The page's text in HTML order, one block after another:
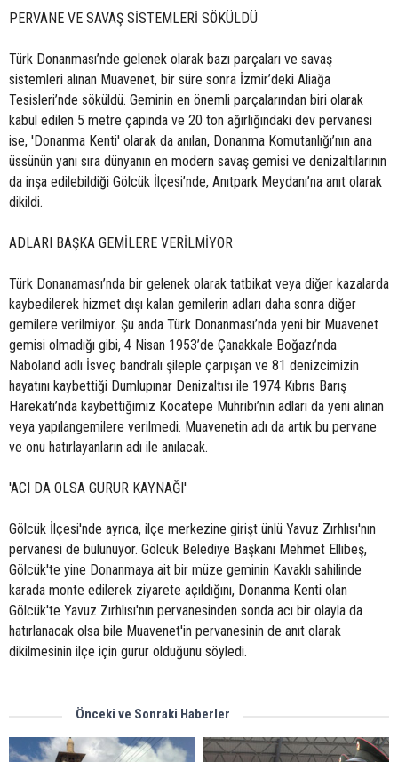
PERVANE VE SAVAŞ SİSTEMLERİ SÖKÜLDÜ
Türk Donanması’nde gelenek olarak bazı parçaları ve savaş
sistemleri alınan Muavenet, bir süre sonra İzmir’deki Aliağa
Tesisleri’nde söküldü. Geminin en önemli parçalarından biri olarak
kabul edilen 5 metre çapında ve 20 ton ağırlığındaki dev pervanesi
ise, 'Donanma Kenti' olarak da anılan, Donanma Komutanlığı’nın ana
üssünün yanı sıra dünyanın en modern savaş gemisi ve denizaltılarının
da inşa edilebildiği Gölcük İlçesi’nde, Anıtpark Meydanı’na anıt olarak
dikildi.
ADLARI BAŞKA GEMİLERE VERİLMİYOR
Türk Donanaması’nda bir gelenek olarak tatbikat veya diğer kazalarda
kaybedilerek hizmet dışı kalan gemilerin adları daha sonra diğer
gemilere verilmiyor. Şu anda Türk Donanması’nda yeni bir Muavenet
gemisi olmadığı gibi, 4 Nisan 1953’de Çanakkale Boğazı’nda
Naboland adlı İsveç bandralı şileple çarpışan ve 81 denizcimizin
hayatını kaybettiği Dumlupınar Denizaltısı ile 1974 Kıbrıs Barış
Harekatı’nda kaybettiğimiz Kocatepe Muhribi’nin adları da yeni alınan
veya yapılangemilere verilmedi. Muavenetin adı da artık bu pervane
ve onu hatırlayanların adı ile anılacak.
'ACI DA OLSA GURUR KAYNAĞI'
Gölcük İlçesi'nde ayrıca, ilçe merkezine girişt ünlü Yavuz Zırhlısı'nın
pervanesi de bulunuyor. Gölcük Belediye Başkanı Mehmet Ellibeş,
Gölcük'te yine Donanmaya ait bir müze geminin Kavaklı sahilinde
karada monte edilerek ziyarete açıldığını, Donanma Kenti olan
Gölcük'te Yavuz Zırhlısı'nın pervanesinden sonda acı bir olayla da
hatırlanacak olsa bile Muavenet'in pervanesinin de anıt olarak
dikilmesinin ilçe için gurur olduğunu söyledi.
Önceki ve Sonraki Haberler